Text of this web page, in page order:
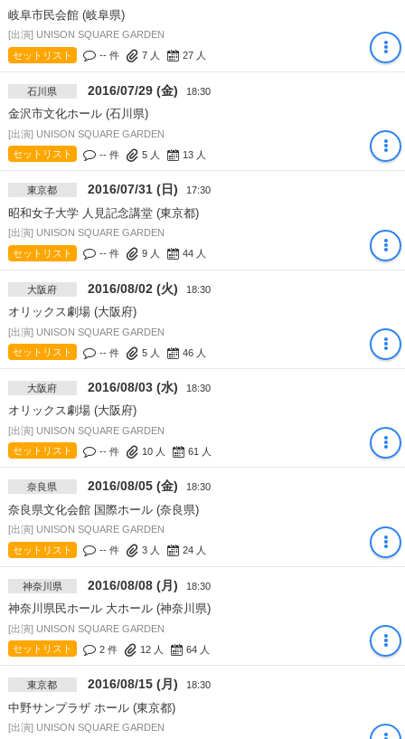
岐阜市民会館 (岐阜県)
[出演] UNISON SQUARE GARDEN
セットリスト
-- 件 7人 27人
石川県 2016/07/29 (金) 18:30
金沢市文化ホール (石川県)
[出演] UNISON SQUARE GARDEN
セットリスト
-- 件 5人 13人
東京都 2016/07/31 (日) 17:30
昭和女子大学 人見記念講堂 (東京都)
[出演] UNISON SQUARE GARDEN
セットリスト
-- 件 9人 44人
大阪府 2016/08/02 (火) 18:30
オリックス劇場 (大阪府)
[出演] UNISON SQUARE GARDEN
セットリスト
-- 件 5人 46人
大阪府 2016/08/03 (水) 18:30
オリックス劇場 (大阪府)
[出演] UNISON SQUARE GARDEN
セットリスト
-- 件 10人 61 人
奈良県 2016/08/05 (金) 18:30
奈良県文化会館 国際ホール (奈良県)
[出演] UNISON SQUARE GARDEN
セットリスト
-- 件 3人 24人
神奈川県 2016/08/08 (月) 18:30
神奈川県民ホール 大ホール (神奈川県)
[出演] UNISON SQUARE GARDEN
セットリスト
2 件 12人 64人
東京都 2016/08/15 (月) 18:30
中野サンプラザ ホール (東京都)
[出演] UNISON SQUARE GARDEN